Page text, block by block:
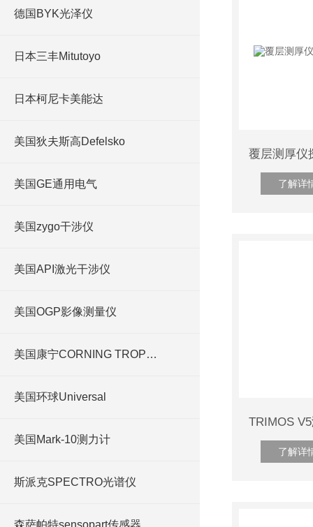
德国BYK光泽仪
日本三丰Mitutoyo
日本柯尼卡美能达
美国狄夫斯高Defelsko
美国GE通用电气
美国zygo干涉仪
美国API激光干涉仪
美国OGP影像测量仪
美国康宁CORNING TROPEL
美国环球Universal
美国Mark-10测力计
斯派克SPECTRO光谱仪
森萨帕特sensopart传感器
了解详
了解详